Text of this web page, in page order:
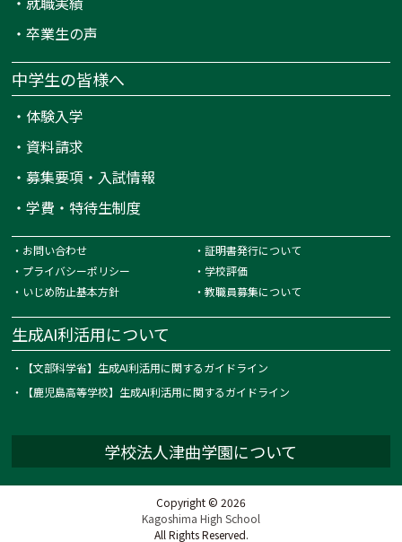
・卒業生の声
中学生の皆様へ
・ 体験入学
・ 資料請求
・募集要項・入試情報
・学費・特待生制度
・ お問い合わせ ・ 証明書発行について
・ プライバシーポリシー ・ 学校評価
・ いじめ防止基本方針 ・ 教職員募集について
生成AI利活用について
・
【文部科学省】生成AI利活用に関するガイドライン
・
【鹿児島高等学校】生成AI利活用に関するガイドライン
学校法人津曲学園について
Copyright © 2026
Kagoshima High School
All Rights Reserved.